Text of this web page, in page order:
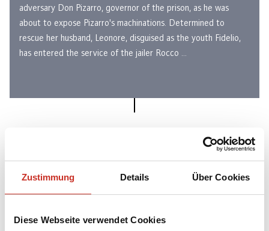
Zustimmung Details Über Cookies
Diese Webseite verwendet Cookies
adversary Don Pizarro, governor of the prison, as he was
about to expose Pizarro's machinations. Determined to
rescue her husband, Leonore, disguised as the youth Fidelio,
has entered the service of the jailer Rocco ...
CAST
Concept and Direction:Thomas Reichert